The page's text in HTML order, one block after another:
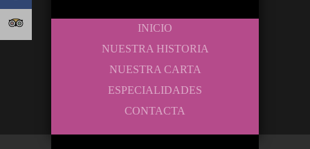
INICIO
NUESTRA HISTORIA
NUESTRA CARTA
ESPECIALIDADES
CONTACTA